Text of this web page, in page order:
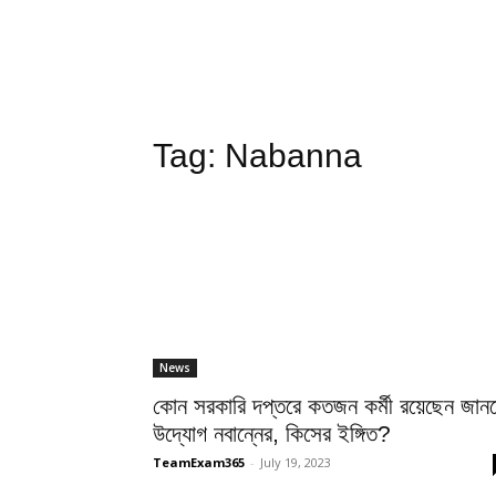
Tag: Nabanna
News
কোন সরকারি দপ্তরে কতজন কর্মী রয়েছেন
উদ্যোগ নবান্নের, কিসের ইঙ্গিত?
TeamExam365 - July 19, 2023